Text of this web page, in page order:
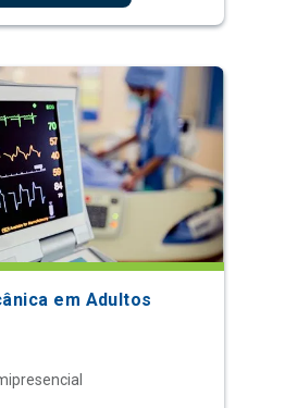
em Adultos